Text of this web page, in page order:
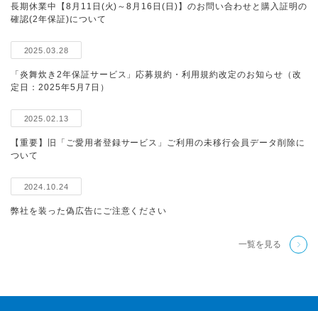
長期休業中【8月11日(火)～8月16日(日)】のお問い合わせと購入証明の
確認(2年保証)について
2025.03.28
「炎舞炊き2年保証サービス」応募規約・利用規約改定のお知らせ（改
定日：2025年5月7日）
2025.02.13
【重要】旧「ご愛用者登録サービス」ご利用の未移行会員データ削除に
ついて
2024.10.24
弊社を装った偽広告にご注意ください
一覧を見る